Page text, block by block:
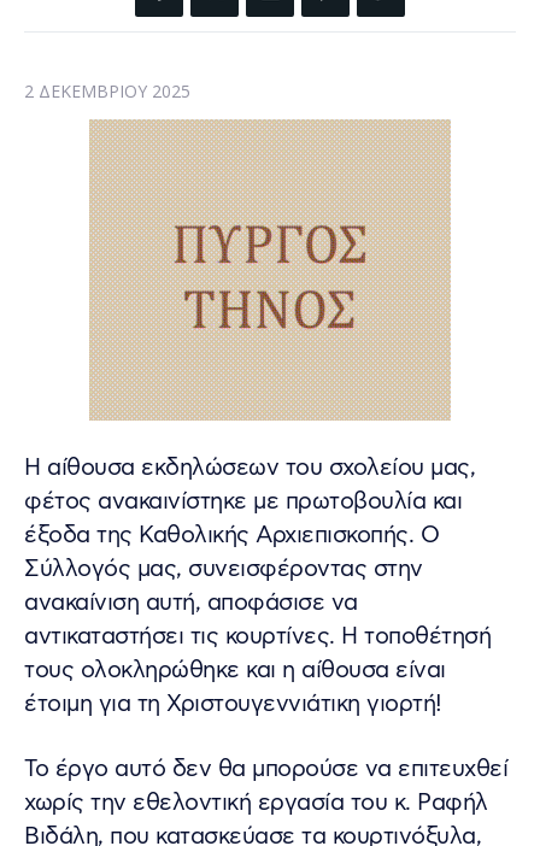
2 ΔΕΚΕΜΒΡΊΟΥ 2025
Η αίθουσα εκδηλώσεων του σχολείου μας,
φέτος ανακαινίστηκε με πρωτοβουλία και
έξοδα της Καθολικής Αρχιεπισκοπής. Ο
Σύλλογός μας, συνεισφέροντας στην
ανακαίνιση αυτή, αποφάσισε να
αντικαταστήσει τις κουρτίνες. Η τοποθέτησή
τους ολοκληρώθηκε και η αίθουσα είναι
έτοιμη για τη Χριστουγεννιάτικη γιορτή!
Το έργο αυτό δεν θα μπορούσε να επιτευχθεί
χωρίς την εθελοντική εργασία του κ. Ραφήλ
Βιδάλη, που κατασκεύασε τα κουρτινόξυλα,